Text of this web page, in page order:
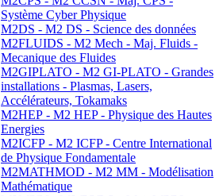
Système Cyber Physique
M2DS - M2 DS - Science des données
M2FLUIDS - M2 Mech - Maj. Fluids -
Mecanique des Fluides
M2GIPLATO - M2 GI-PLATO - Grandes
installations - Plasmas, Lasers,
Accélérateurs, Tokamaks
M2HEP - M2 HEP - Physique des Hautes
Energies
M2ICFP - M2 ICFP - Centre International
de Physique Fondamentale
M2MATHMOD - M2 MM - Modélisation
Mathématique